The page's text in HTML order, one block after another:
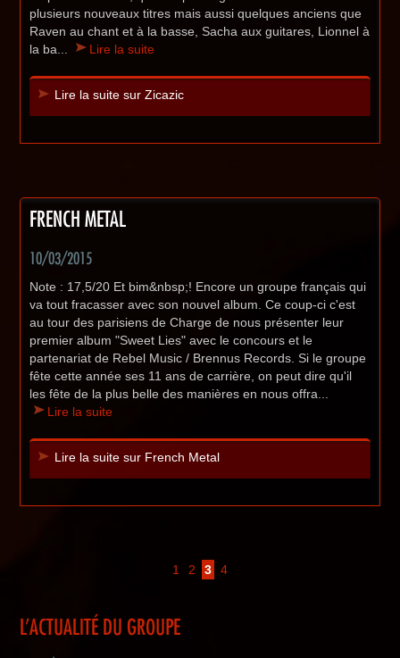
plusieurs nouveaux titres mais aussi quelques anciens que
Raven au chant et à la basse, Sacha aux guitares, Lionnel à
la ba...
Lire la suite
Lire la suite sur Zicazic
FRENCH METAL
10/03/2015
Note : 17,5/20 Et bim&nbsp;! Encore un groupe français qui
va tout fracasser avec son nouvel album. Ce coup-ci c'est
au tour des parisiens de Charge de nous présenter leur
premier album "Sweet Lies" avec le concours et le
partenariat de Rebel Music / Brennus Records. Si le groupe
fête cette année ses 11 ans de carrière, on peut dire qu'il
les fête de la plus belle des manières en nous offra...
Lire la suite
Lire la suite sur French Metal
1 2 3 4
L'ACTUALITÉ DU GROUPE